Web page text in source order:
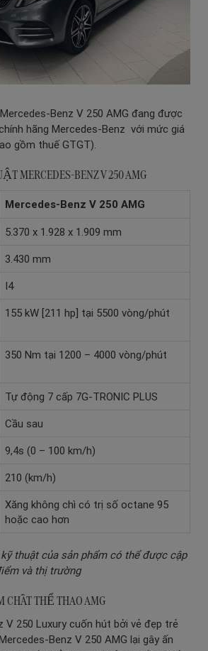
Benz V 250 AMG đang được
hãng Mercedes-Benz với mức giá
gồm thuế GTGT).
MERCEDES-BENZ V 250 AMG
Mercedes-Benz V 250 AMG
5.370 x 1.928 x 1.909 mm
3.430 mm
I4
155 kW [211 hp] tại 5500 vòng/phút
350 Nm tại 1200 – 4000 vòng/phút
Tự động 7 cấp 7G-TRONIC PLUS
Cầu sau
9,4s (0 – 100 km/h)
210 (km/h)
Xăng không chì có trị số octane 95
hoặc cao hơn
thuật của sản phẩm có thể được cập
và thị trường
THỂ THAO AMG
V 250 Luxury cuốn hút bởi vẻ đẹp trẻ
Benz V 250 AMG lại gây ấn